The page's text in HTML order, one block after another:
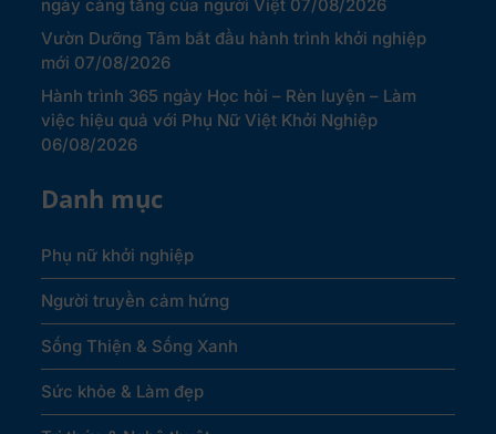
ngày càng tăng của người Việt 07/08/2026
Vườn Dưỡng Tâm bắt đầu hành trình khởi nghiệp
mới 07/08/2026
Hành trình 365 ngày Học hỏi – Rèn luyện – Làm
việc hiệu quả với Phụ Nữ Việt Khởi Nghiệp
06/08/2026
Danh mục
Phụ nữ khởi nghiệp
Người truyền cảm hứng
Sống Thiện & Sống Xanh
Sức khỏe & Làm đẹp